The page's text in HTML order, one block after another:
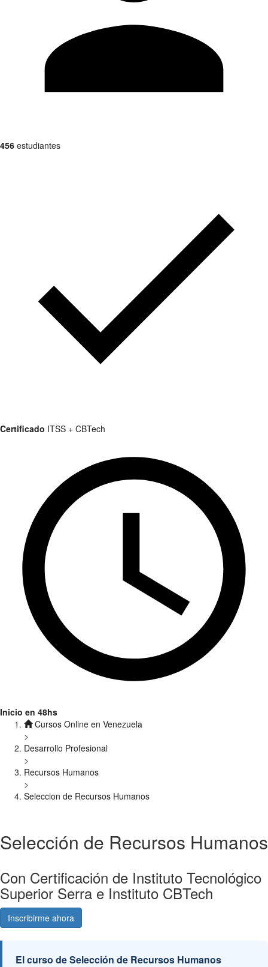
456 estudiantes
Certificado ITSS + CBTech
Inicio en 48hs
Cursos Online en Venezuela
>
Desarrollo Profesional
>
Recursos Humanos
>
Seleccion de Recursos Humanos
Selección de Recursos Humanos
Con Certificación de Instituto Tecnológico
Superior Serra e Instituto CBTech
Inscribirme ahora
El curso de Selección de Recursos Humanos